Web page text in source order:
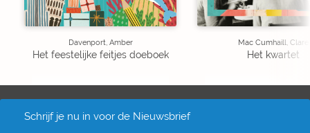
Davenport, Amber
Het feestelijke feitjes doeboek
Mac Cumhaill, Clare
Het kwartet
Schrijf je nu in voor de Nieuwsbrief